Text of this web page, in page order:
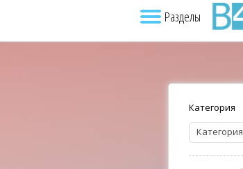
Разделы
Категория
Категория